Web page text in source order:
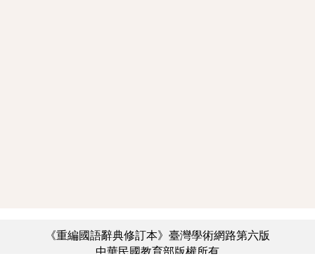
《重編國語辭典修訂本》臺灣學術網路第六版
中華民國教育部版權所有